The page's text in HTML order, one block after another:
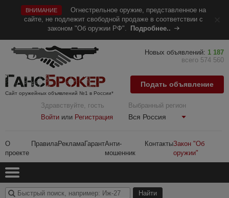
ВНИМАНИЕ
Огнестрельное оружие, представленное на
сайте, не подлежит свободной продаже в соответствии с
законом "Об оружии РФ".
Подробнее..
Сайт оружейных объявлений №1 в России*
Здравствуйте, гость
Войти или Регистрация
Выбранный регион
Вся Россия
О
проекте
ПравилаРекламаГарантАнти-
мошенник
КонтактыЗакон "Об
оружии"
Новых объявлений: 1 187
всего 574 560
Подать объявление